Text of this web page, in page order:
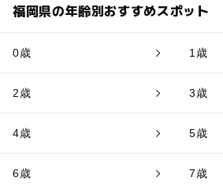
福岡県の年齢別おすすめスポット
0歳 1歳
2歳 3歳
4歳 5歳
6歳 7歳